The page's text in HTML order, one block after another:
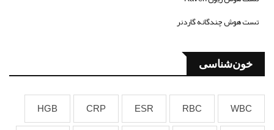
تست هوش چندگانه گاردنر
خون‌شناسی
WBC
RBC
ESR
CRP
HGB